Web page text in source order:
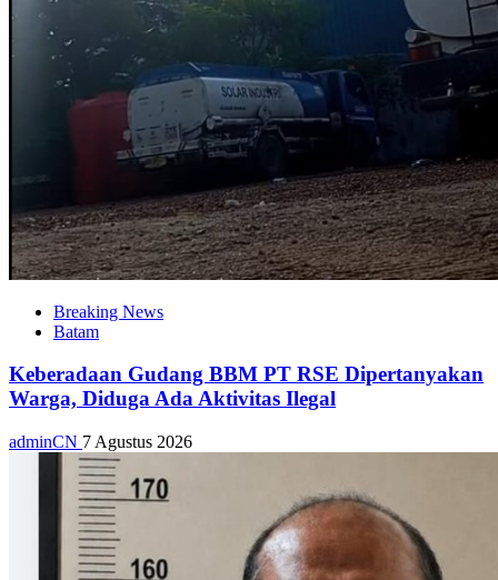
Breaking News
Batam
Keberadaan Gudang BBM PT RSE Dipertanyakan
Warga, Diduga Ada Aktivitas Ilegal
adminCN 7 Agustus 2026